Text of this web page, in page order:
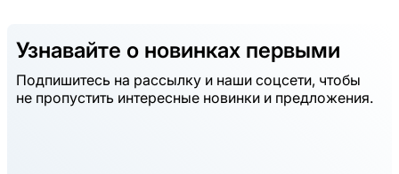
Узнавайте о новинках первыми
Подпишитесь на рассылку и наши соцсети, чтобы
не пропустить интересные новинки и предложения.